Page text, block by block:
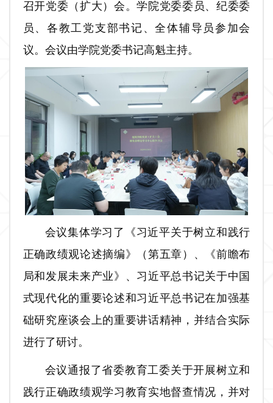
召开党委（扩大）会。学院党委委员、纪委委
员、各教工党支部书记、全体辅导员参加会
议。会议由学院党委书记高魁主持。
会议集体学习了《习近平关于树立和践行
正确政绩观论述摘编》（第五章）、《前瞻布
局和发展未来产业》、习近平总书记关于中国
式现代化的重要论述和习近平总书记在加强基
础研究座谈会上的重要讲话精神，并结合实际
进行了研讨。
会议通报了省委教育工委关于开展树立和
践行正确政绩观学习教育实地督查情况，并对